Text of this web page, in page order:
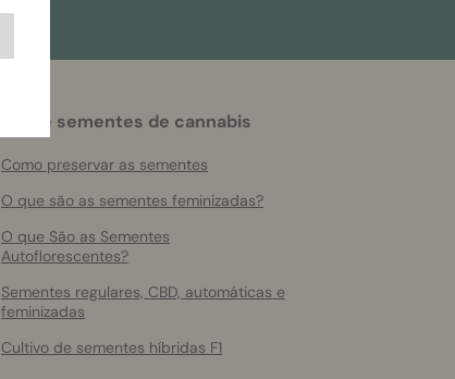
Sobre sementes de cannabis
Como preservar as sementes
O que são as sementes feminizadas?
O que São as Sementes
Autoflorescentes?
Sementes regulares, CBD, automáticas e
feminizadas
Cultivo de sementes híbridas F1